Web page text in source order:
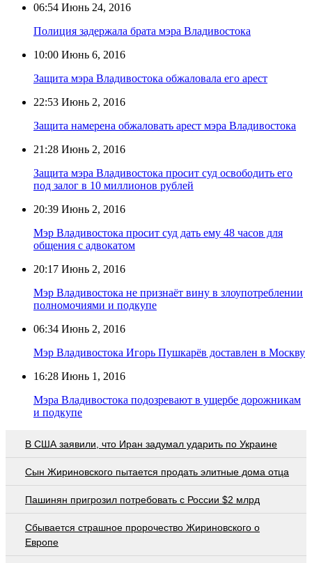
06:54 Июнь 24, 2016
Полиция задержала брата мэра Владивостока
10:00 Июнь 6, 2016
Защита мэра Владивостока обжаловала его арест
22:53 Июнь 2, 2016
Защита намерена обжаловать арест мэра Владивостока
21:28 Июнь 2, 2016
Защита мэра Владивостока просит суд освободить его
под залог в 10 миллионов рублей
20:39 Июнь 2, 2016
Мэр Владивостока просит суд дать ему 48 часов для
общения с адвокатом
20:17 Июнь 2, 2016
Мэр Владивостока не признаёт вину в злоупотреблении
полномочиями и подкупе
06:34 Июнь 2, 2016
Мэр Владивостока Игорь Пушкарёв доставлен в Москву
16:28 Июнь 1, 2016
Мэра Владивостока подозревают в ущербе дорожникам
и подкупе
В США заявили, что Иран задумал ударить по Украине
Сын Жириновского пытается продать элитные дома отца
Пашинян пригрозил потребовать c России $2 млрд
Сбывается страшное пророчество Жириновского о
Европе